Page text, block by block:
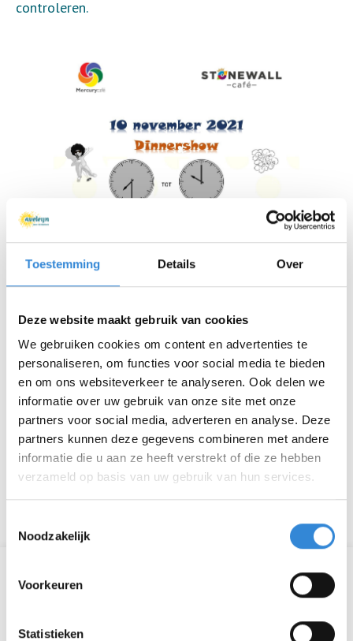
Toestemming Details Over
Deze website maakt gebruik van cookies
We gebruiken cookies om content en advertenties te
personaliseren, om functies voor social media te bieden
en om ons websiteverkeer te analyseren. Ook delen we
informatie over uw gebruik van onze site met onze
partners voor social media, adverteren en analyse. Deze
partners kunnen deze gegevens combineren met andere
informatie die u aan ze heeft verstrekt of die ze hebben
verzameld op basis van uw gebruik van hun services.
Noodzakelijk
Voorkeuren
Statistieken
Informatie
controleren.